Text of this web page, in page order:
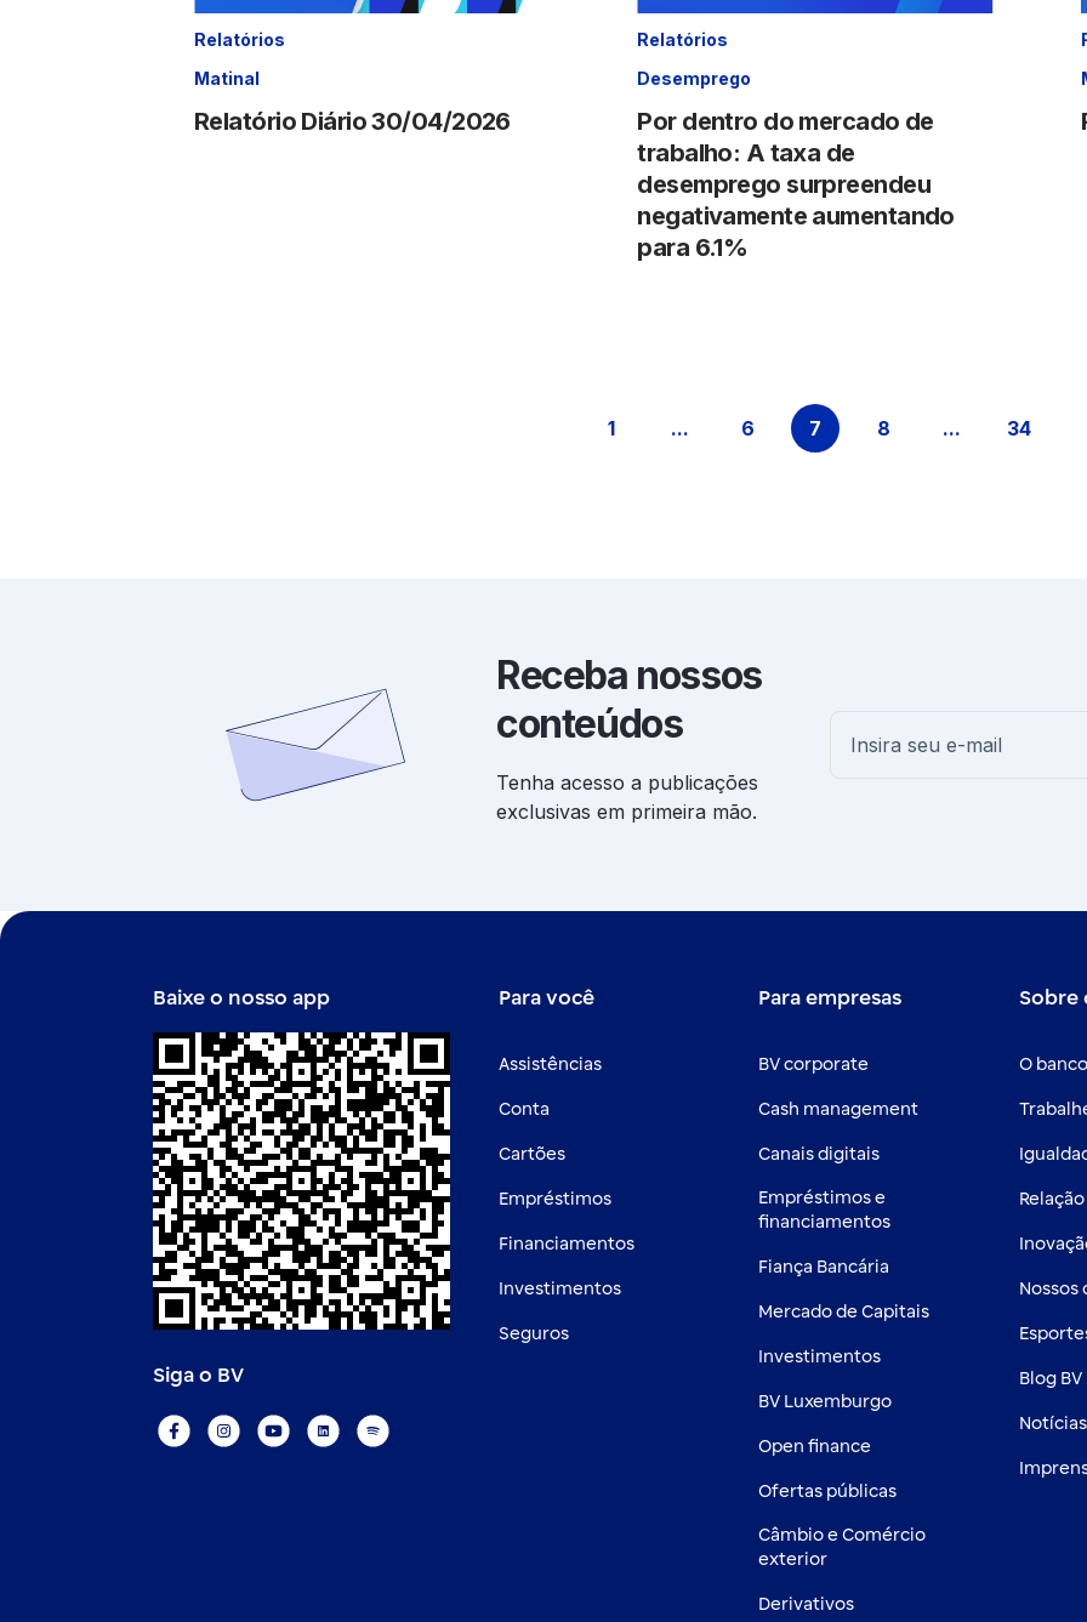
Relatórios
Matinal
Relatório Diário 30/04/2026
Relatórios
Desemprego
Por dentro do mercado de
trabalho: A taxa de
desemprego surpreendeu
negativamente aumentando
para 6.1%
Página
1 ...Páginas intermediárias Usar ABA para
Página
6 Página
7 Página
8 ...PáginasPágina
34
Receba nossos
conteúdos
Tenha acesso a publicações
exclusivas em primeira mão.
Baixe o nosso app
Siga o BV
Para você
Assistências
Conta
Cartões
Empréstimos
Financiamentos
Investimentos
Seguros
Para empresas
BV corporate
Cash management
Canais digitais
Empréstimos e
financiamentos
Fiança Bancária
Mercado de Capitais
Investimentos
BV Luxemburgo
Open finance
Ofertas públicas
Câmbio e Comércio
exterior
Derivativos
Sobre
O
Nossos
Blog